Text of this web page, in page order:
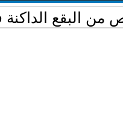
من البقع الداكنة